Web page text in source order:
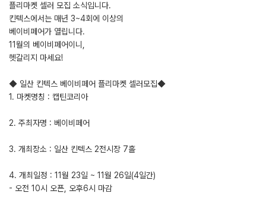
플리마켓 셀러 모집 소식입니다.
킨텍스에서는 매년 3~4회에 이상의
베이비페어가 열립니다.
11월의 베이비페어이니,
헷갈리지 마세요!
◆ 일산 킨텍스 베이비페어 플리마켓 셀러모집◆
1. 마켓명칭 : 캡틴코리아
2. 주최자명 : 베이비페어
3. 개최장소 : 일산 킨텍스 2전시장 7홀
4. 개최일정 : 11월 23일 ~ 11월 26일(4일간)
- 오전 10시 오픈, 오후6시 마감